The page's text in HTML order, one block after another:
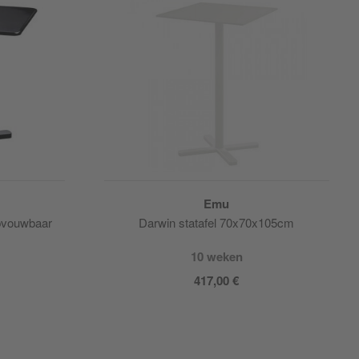
Emu
Darwin statafel 70x70x105cm
10 weken
417,00 €